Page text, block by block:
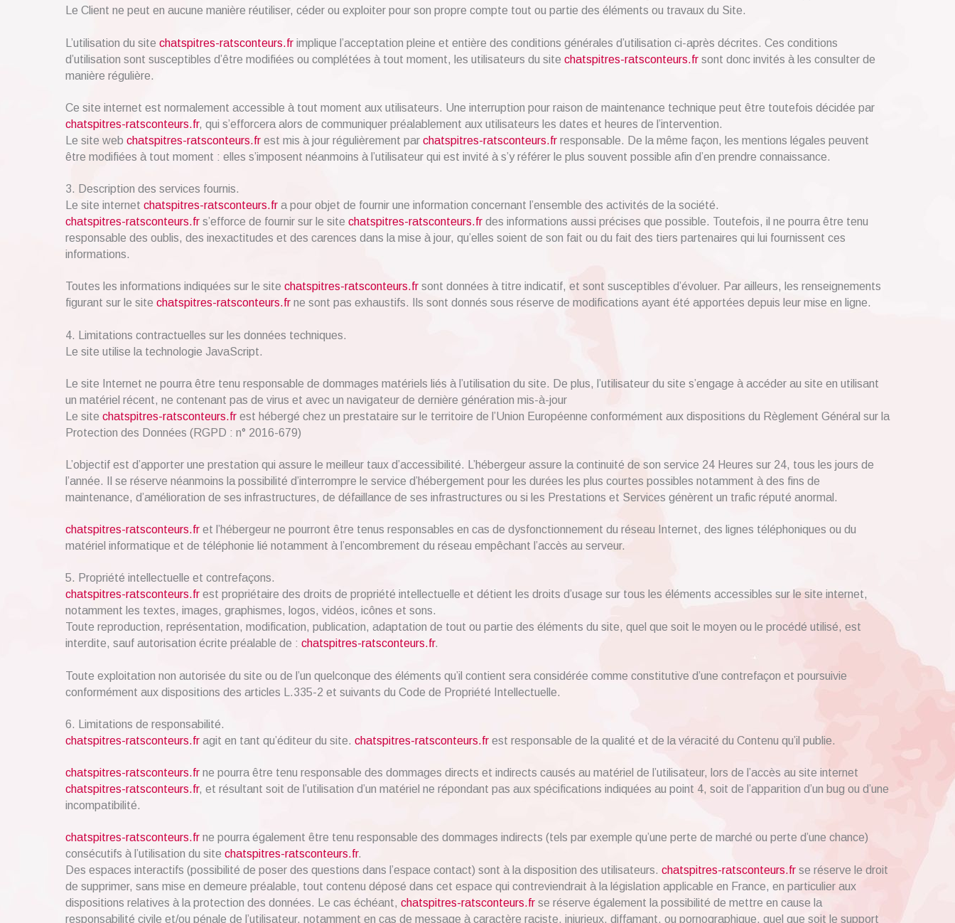
Le Client ne peut en aucune manière réutiliser, céder ou exploiter pour son propre compte tout ou partie des éléments ou travaux du Site.
L’utilisation du site chatspitres-ratsconteurs.fr implique l’acceptation pleine et entière des conditions générales d’utilisation ci-après décrites. Ces conditions
d’utilisation sont susceptibles d’être modifiées ou complétées à tout moment, les utilisateurs du site chatspitres-ratsconteurs.fr sont donc invités à les consulter de
manière régulière.
Ce site internet est normalement accessible à tout moment aux utilisateurs. Une interruption pour raison de maintenance technique peut être toutefois décidée par
chatspitres-ratsconteurs.fr, qui s’efforcera alors de communiquer préalablement aux utilisateurs les dates et heures de l’intervention.
Le site web chatspitres-ratsconteurs.fr est mis à jour régulièrement par chatspitres-ratsconteurs.fr responsable. De la même façon, les mentions légales peuvent
être modifiées à tout moment : elles s’imposent néanmoins à l’utilisateur qui est invité à s’y référer le plus souvent possible afin d’en prendre connaissance.
3. Description des services fournis.
Le site internet chatspitres-ratsconteurs.fr a pour objet de fournir une information concernant l’ensemble des activités de la société.
chatspitres-ratsconteurs.fr s’efforce de fournir sur le site chatspitres-ratsconteurs.fr des informations aussi précises que possible. Toutefois, il ne pourra être tenu
responsable des oublis, des inexactitudes et des carences dans la mise à jour, qu’elles soient de son fait ou du fait des tiers partenaires qui lui fournissent ces
informations.
Toutes les informations indiquées sur le site chatspitres-ratsconteurs.fr sont données à titre indicatif, et sont susceptibles d’évoluer. Par ailleurs, les renseignements
figurant sur le site chatspitres-ratsconteurs.fr ne sont pas exhaustifs. Ils sont donnés sous réserve de modifications ayant été apportées depuis leur mise en ligne.
4. Limitations contractuelles sur les données techniques.
Le site utilise la technologie JavaScript.
Le site Internet ne pourra être tenu responsable de dommages matériels liés à l’utilisation du site. De plus, l’utilisateur du site s’engage à accéder au site en utilisant
un matériel récent, ne contenant pas de virus et avec un navigateur de dernière génération mis-à-jour
Le site chatspitres-ratsconteurs.fr est hébergé chez un prestataire sur le territoire de l’Union Européenne conformément aux dispositions du Règlement Général sur la
Protection des Données (RGPD : n° 2016-679)
L’objectif est d’apporter une prestation qui assure le meilleur taux d’accessibilité. L’hébergeur assure la continuité de son service 24 Heures sur 24, tous les jours de
l’année. Il se réserve néanmoins la possibilité d’interrompre le service d’hébergement pour les durées les plus courtes possibles notamment à des fins de
maintenance, d’amélioration de ses infrastructures, de défaillance de ses infrastructures ou si les Prestations et Services génèrent un trafic réputé anormal.
chatspitres-ratsconteurs.fr et l’hébergeur ne pourront être tenus responsables en cas de dysfonctionnement du réseau Internet, des lignes téléphoniques ou du
matériel informatique et de téléphonie lié notamment à l’encombrement du réseau empêchant l’accès au serveur.
5. Propriété intellectuelle et contrefaçons.
chatspitres-ratsconteurs.fr est propriétaire des droits de propriété intellectuelle et détient les droits d’usage sur tous les éléments accessibles sur le site internet,
notamment les textes, images, graphismes, logos, vidéos, icônes et sons.
Toute reproduction, représentation, modification, publication, adaptation de tout ou partie des éléments du site, quel que soit le moyen ou le procédé utilisé, est
interdite, sauf autorisation écrite préalable de : chatspitres-ratsconteurs.fr.
Toute exploitation non autorisée du site ou de l’un quelconque des éléments qu’il contient sera considérée comme constitutive d’une contrefaçon et poursuivie
conformément aux dispositions des articles L.335-2 et suivants du Code de Propriété Intellectuelle.
6. Limitations de responsabilité.
chatspitres-ratsconteurs.fr agit en tant qu’éditeur du site. chatspitres-ratsconteurs.fr est responsable de la qualité et de la véracité du Contenu qu’il publie.
chatspitres-ratsconteurs.fr ne pourra être tenu responsable des dommages directs et indirects causés au matériel de l’utilisateur, lors de l’accès au site internet
chatspitres-ratsconteurs.fr, et résultant soit de l’utilisation d’un matériel ne répondant pas aux spécifications indiquées au point 4, soit de l’apparition d’un bug ou d’une
incompatibilité.
chatspitres-ratsconteurs.fr ne pourra également être tenu responsable des dommages indirects (tels par exemple qu’une perte de marché ou perte d’une chance)
consécutifs à l’utilisation du site chatspitres-ratsconteurs.fr.
Des espaces interactifs (possibilité de poser des questions dans l’espace contact) sont à la disposition des utilisateurs. chatspitres-ratsconteurs.fr se réserve le droit
de supprimer, sans mise en demeure préalable, tout contenu déposé dans cet espace qui contreviendrait à la législation applicable en France, en particulier aux
dispositions relatives à la protection des données. Le cas échéant, chatspitres-ratsconteurs.fr se réserve également la possibilité de mettre en cause la
responsabilité civile et/ou pénale de l’utilisateur, notamment en cas de message à caractère raciste, injurieux, diffamant, ou pornographique, quel que soit le support